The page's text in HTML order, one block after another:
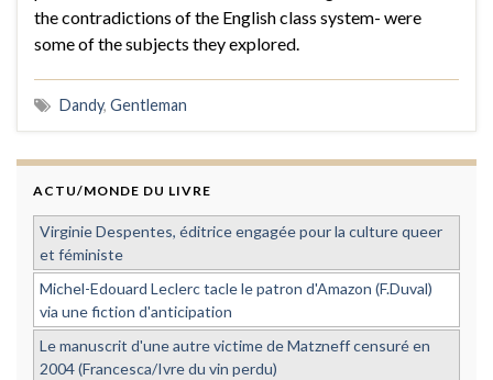
the contradictions of the English class system- were
some of the subjects they explored.
Dandy, Gentleman
ACTU/MONDE DU LIVRE
Virginie Despentes, éditrice engagée pour la culture queer
et féministe
Michel-Edouard Leclerc tacle le patron d'Amazon (F.Duval)
via une fiction d'anticipation
Le manuscrit d'une autre victime de Matzneff censuré en
2004 (Francesca/Ivre du vin perdu)